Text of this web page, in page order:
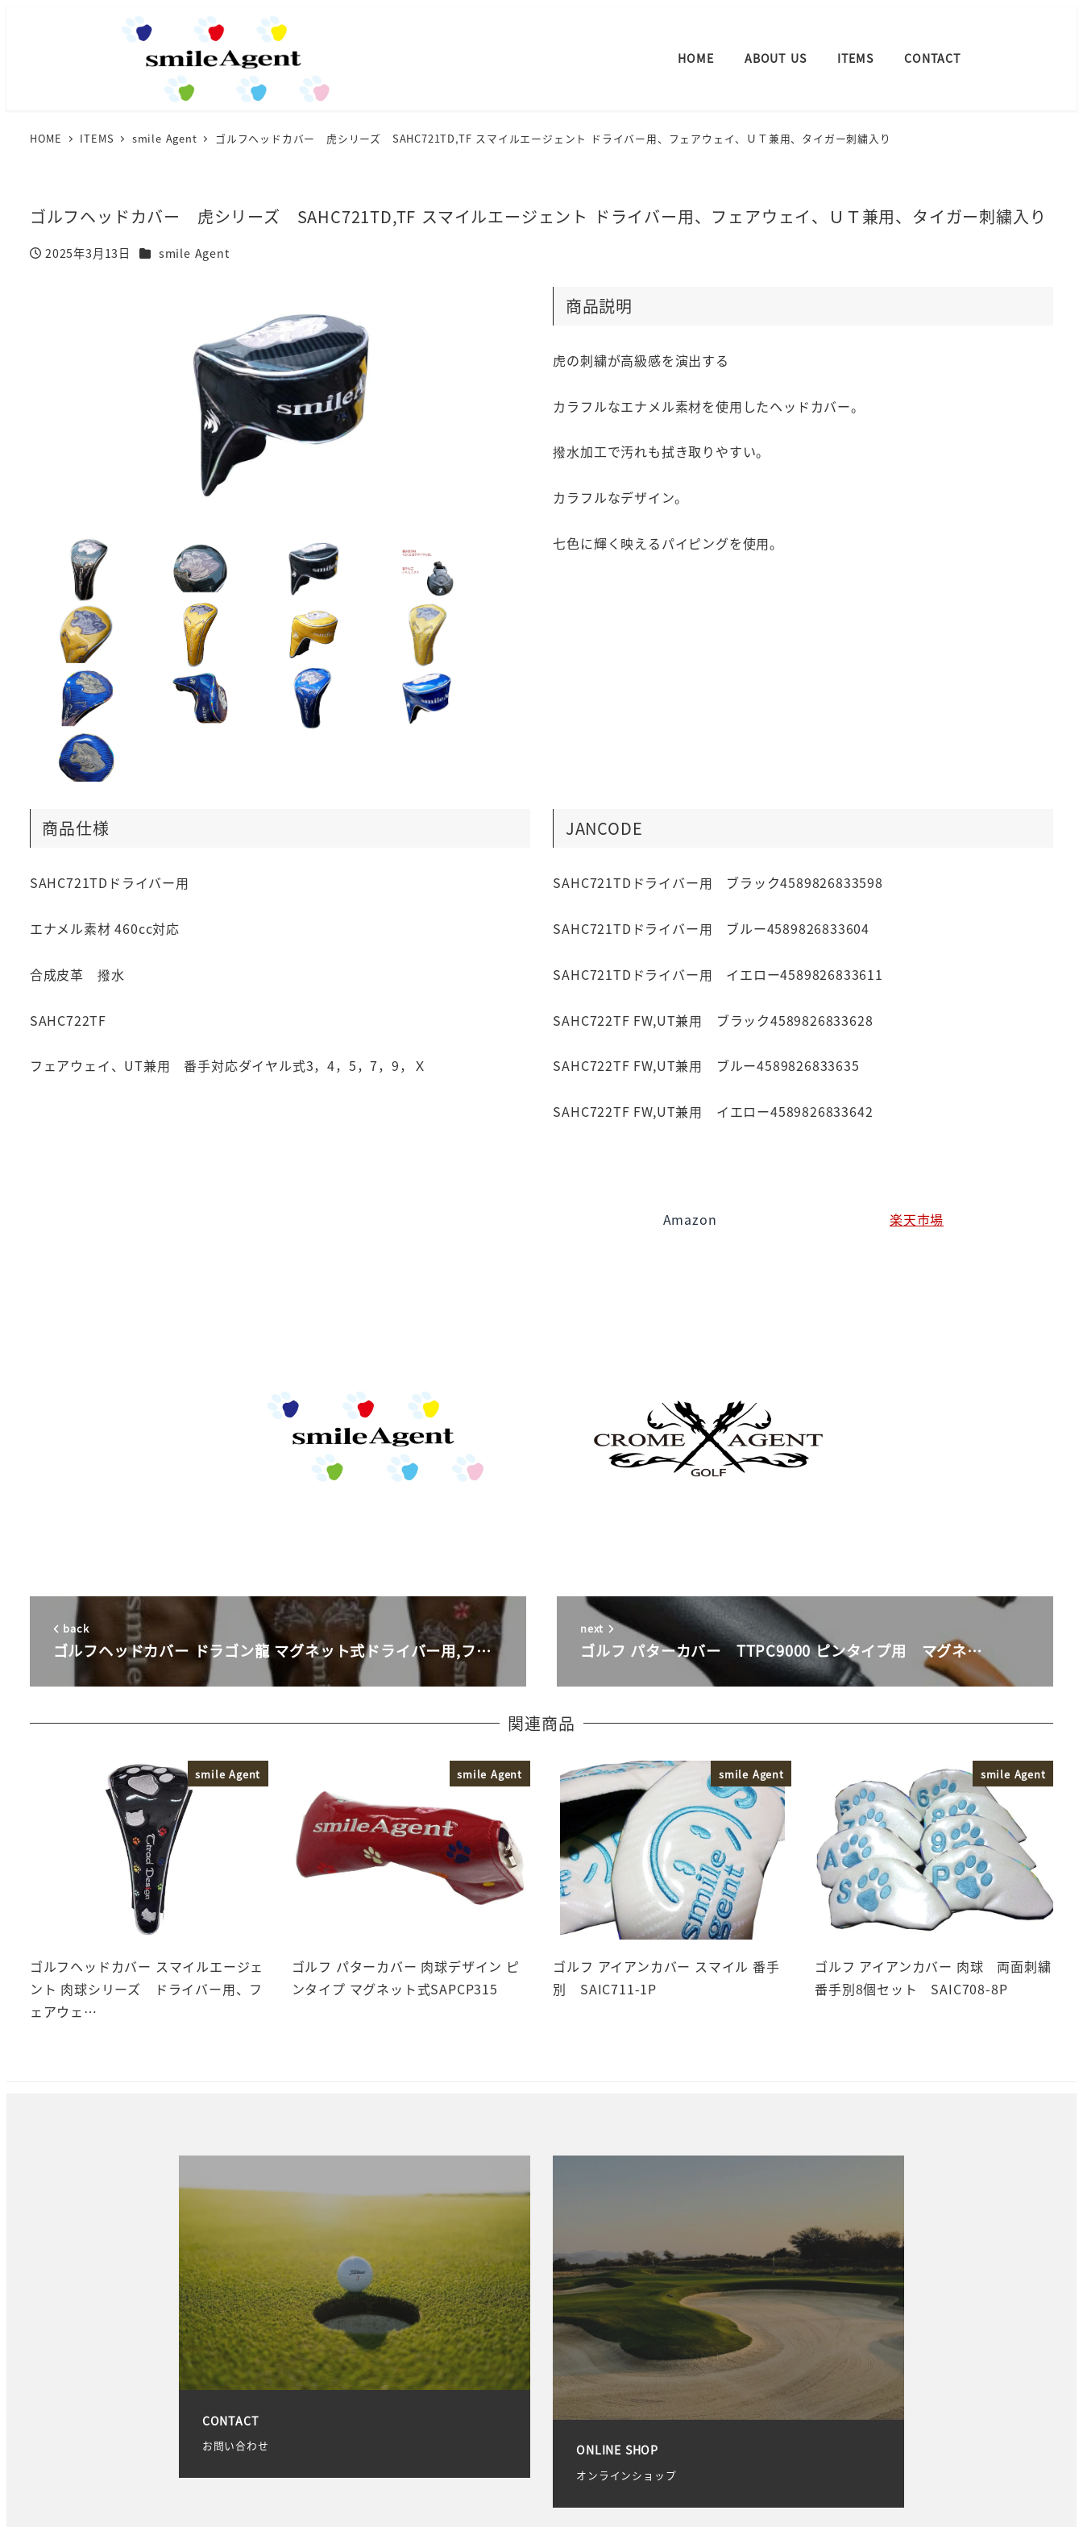
HOME ABOUT US ITEMS CONTACT
HOME ITEMS smile Agent ゴルフヘッドカバー 虎シリーズ SAHC721TD,TF スマイルエージェント ドライバー用、フェアウェイ、ＵＴ兼用、タイガー刺繍入り
ゴルフヘッドカバー 虎シリーズ SAHC721TD,TF スマイルエージェント ドライバー用、フェアウェイ、ＵＴ兼用、タイガー刺繍入り
投稿日
2025年3月13日 カテゴリー
smile Agent
商品説明
虎の刺繍が高級感を演出する
カラフルなエナメル素材を使用したヘッドカバー。
撥水加工で汚れも拭き取りやすい。
カラフルなデザイン。
七色に輝く映えるパイピングを使用。
商品仕様
SAHC721TDドライバー用
エナメル素材 460cc対応
合成皮革 撥水
SAHC722TF
フェアウェイ、UT兼用 番手対応ダイヤル式3，4，5，7，9，Ｘ
JANCODE
SAHC721TDドライバー用 ブラック4589826833598
SAHC721TDドライバー用 ブルー4589826833604
SAHC721TDドライバー用 イエロー4589826833611
SAHC722TF FW,UT兼用 ブラック4589826833628
SAHC722TF FW,UT兼用 ブルー4589826833635
SAHC722TF FW,UT兼用 イエロー4589826833642
Amazon 楽天市場
back
ゴルフヘッドカバー ドラゴン龍 マグネット式ドライバー用,フ…
next
ゴルフ パターカバー TTPC9000 ピンタイプ用 マグネ…
関連商品
smile Agent
ゴルフヘッドカバー スマイルエージェ
ント 肉球シリーズ ドライバー用、フ
ェアウェ…
smile Agent
ゴルフ パターカバー 肉球デザイン ピ
ンタイプ マグネット式SAPCP315
smile Agent
ゴルフ アイアンカバー スマイル 番手
別 SAIC711-1P
smile Agent
ゴルフ アイアンカバー 肉球 両面刺繍
番手別8個セット SAIC708-8P
CONTACT
お問い合わせ ONLINE SHOP
オンラインショップ